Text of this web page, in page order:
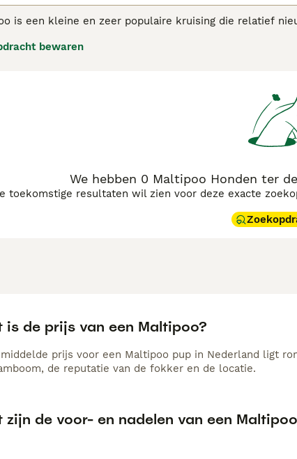
is een kleine en zeer populaire kruising die relatief
Ze hebben een schattig uiterlijk en het feit dat ze
Maltipoo adviespagina voor informatie over dit
bewaren
We hebben 0 Maltipoo Honden ter
toekomstige resultaten wil zien voor deze exacte
is de prijs van een Maltipoo?
prijs voor een Maltipoo pup in Nederland ligt
de reputatie van de fokker en de locatie.
zijn de voor- en nadelen van een